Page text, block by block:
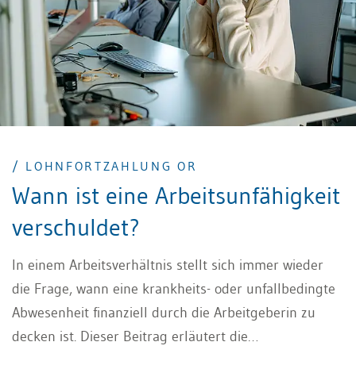
/ LOHNFORTZAHLUNG OR
Wann ist eine Arbeitsunfähigkeit
verschuldet?
In einem Arbeitsverhältnis stellt sich immer wieder
die Frage, wann eine krankheits- oder unfallbedingte
Abwesenheit finanziell durch die Arbeitgeberin zu
decken ist. Dieser Beitrag erläutert die